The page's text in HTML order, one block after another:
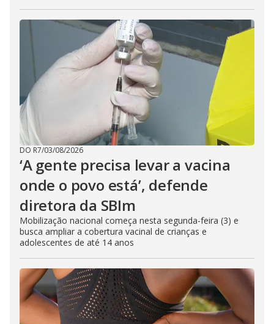
DO R7/03/08/2026
‘A gente precisa levar a vacina
onde o povo está’, defende
diretora da SBIm
Mobilização nacional começa nesta segunda-feira (3) e
busca ampliar a cobertura vacinal de crianças e
adolescentes de até 14 anos